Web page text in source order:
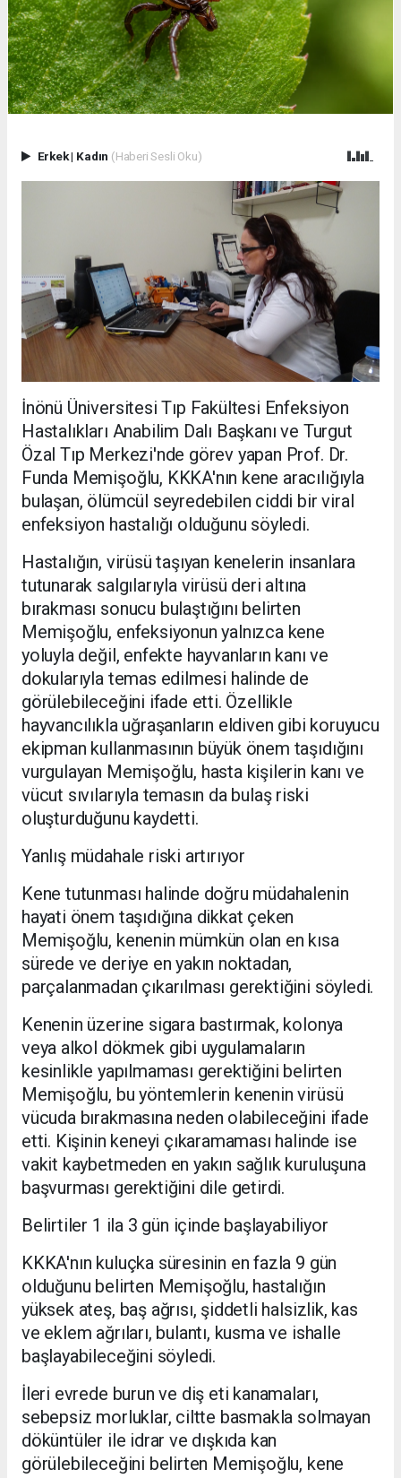
Erkek| Kadın (Haberi Sesli Oku)
İnönü Üniversitesi Tıp Fakültesi Enfeksiyon
Hastalıkları Anabilim Dalı Başkanı ve Turgut
Özal Tıp Merkezi'nde görev yapan Prof. Dr.
Funda Memişoğlu, KKKA'nın kene aracılığıyla
bulaşan, ölümcül seyredebilen ciddi bir viral
enfeksiyon hastalığı olduğunu söyledi.
Hastalığın, virüsü taşıyan kenelerin insanlara
tutunarak salgılarıyla virüsü deri altına
bırakması sonucu bulaştığını belirten
Memişoğlu, enfeksiyonun yalnızca kene
yoluyla değil, enfekte hayvanların kanı ve
dokularıyla temas edilmesi halinde de
görülebileceğini ifade etti. Özellikle
hayvancılıkla uğraşanların eldiven gibi koruyucu
ekipman kullanmasının büyük önem taşıdığını
vurgulayan Memişoğlu, hasta kişilerin kanı ve
vücut sıvılarıyla temasın da bulaş riski
oluşturduğunu kaydetti.
Yanlış müdahale riski artırıyor
Kene tutunması halinde doğru müdahalenin
hayati önem taşıdığına dikkat çeken
Memişoğlu, kenenin mümkün olan en kısa
sürede ve deriye en yakın noktadan,
parçalanmadan çıkarılması gerektiğini söyledi.
Kenenin üzerine sigara bastırmak, kolonya
veya alkol dökmek gibi uygulamaların
kesinlikle yapılmaması gerektiğini belirten
Memişoğlu, bu yöntemlerin kenenin virüsü
vücuda bırakmasına neden olabileceğini ifade
etti. Kişinin keneyi çıkaramaması halinde ise
vakit kaybetmeden en yakın sağlık kuruluşuna
başvurması gerektiğini dile getirdi.
Belirtiler 1 ila 3 gün içinde başlayabiliyor
KKKA'nın kuluçka süresinin en fazla 9 gün
olduğunu belirten Memişoğlu, hastalığın
yüksek ateş, baş ağrısı, şiddetli halsizlik, kas
ve eklem ağrıları, bulantı, kusma ve ishalle
başlayabileceğini söyledi.
İleri evrede burun ve diş eti kanamaları,
sebepsiz morluklar, ciltte basmakla solmayan
döküntüler ile idrar ve dışkıda kan
görülebileceğini belirten Memişoğlu, kene